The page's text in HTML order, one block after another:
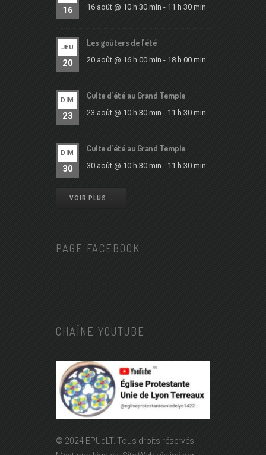
16 16 août @ 10 h 30 min - 11 h 30 min
JEU
20
Les goûters de l’été
20 août @ 16 h 00 min - 18 h 00 min
DIM
23
Culte d’été au Grand Temple
23 août @ 10 h 30 min - 11 h 30 min
DIM
30
Culte d’été au Grand Temple
30 août @ 10 h 30 min - 11 h 30 min
VOIR PLUS …
PAGE FACEBOOK
CHAÎNE YOUTUBE
© 2024 EPUdLT. Tous droits réservés.